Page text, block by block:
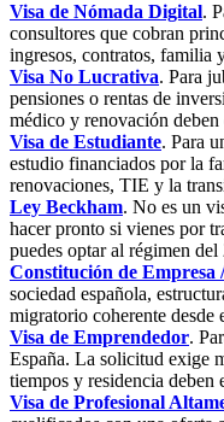
Visa de Nómada Digital.
consultores que cobran
ingresos, contratos, familia
Visa No Lucrativa. Para
pensiones o rentas de
médico y renovación deben
Visa de Estudiante. Para
estudio financiados por la
renovaciones, TIE y la
Ley Beckham. No es un
hacer pronto si vienes por
puedes optar al régimen del
Constitución de Empresa
sociedad española,
migratorio coherente desde
Visa de Emprendedor.
España. La solicitud exige
tiempos y residencia deben
Visa de Profesional